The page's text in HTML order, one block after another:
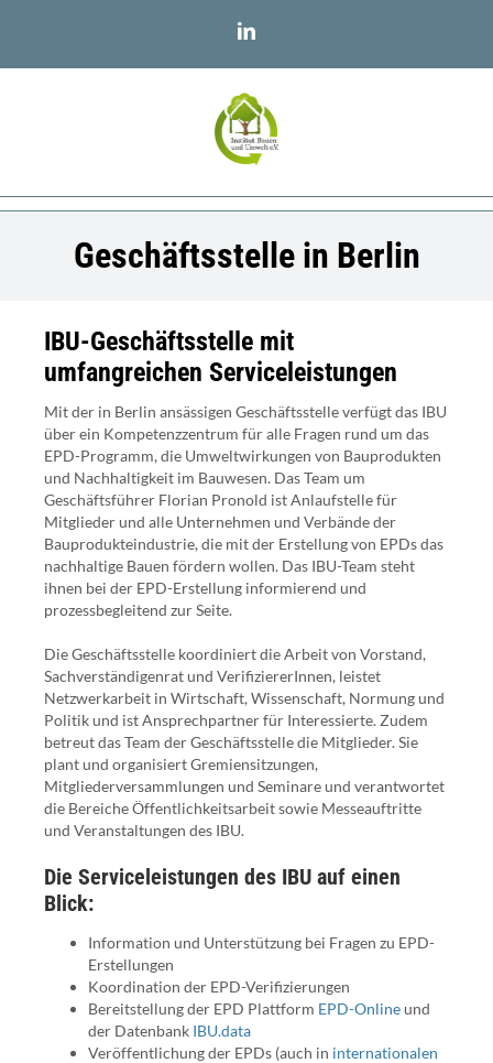
LinkedIn
Geschäftsstelle in Berlin
IBU-Geschäftsstelle mit
umfangreichen Serviceleistungen
Mit der in Berlin ansässigen Geschäftsstelle verfügt das IBU
über ein Kompetenzzentrum für alle Fragen rund um das
EPD-Programm, die Umweltwirkungen von Bauprodukten
und Nachhaltigkeit im Bauwesen. Das Team um
Geschäftsführer Florian Pronold ist Anlaufstelle für
Mitglieder und alle Unternehmen und Verbände der
Bauprodukteindustrie, die mit der Erstellung von EPDs das
nachhaltige Bauen fördern wollen. Das IBU-Team steht
ihnen bei der EPD-Erstellung informierend und
prozessbegleitend zur Seite.
Die Geschäftsstelle koordiniert die Arbeit von Vorstand,
Sachverständigenrat und VerifiziererInnen, leistet
Netzwerkarbeit in Wirtschaft, Wissenschaft, Normung und
Politik und ist Ansprechpartner für Interessierte. Zudem
betreut das Team der Geschäftsstelle die Mitglieder. Sie
plant und organisiert Gremiensitzungen,
Mitgliederversammlungen und Seminare und verantwortet
die Bereiche Öffentlichkeitsarbeit sowie Messeauftritte
und Veranstaltungen des IBU.
Die Serviceleistungen des IBU auf einen
Blick:
Information und Unterstützung bei Fragen zu EPD-
Erstellungen
Koordination der EPD-Verifizierungen
Bereitstellung der EPD Plattform EPD-Onlineund
der Datenbank IBU.data
Veröffentlichung der EPDs (auch in internationalen